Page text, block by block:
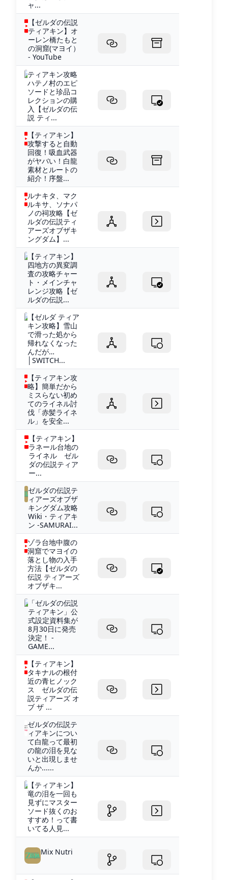
ャ...
【ゼルダの伝説
ティアキン】オ
ーレン橋たもと
の洞窟(マヨイ）
- YouTube
ティアキン攻略
ハテノ村のエピ
ソードと珍品コ
レクションの購
入【ゼルダの伝
説 ティ...
【ティアキン】
攻撃すると自動
回復！吸血武器
がヤバい！白龍
素材とルートの
紹介！序盤...
ルナキタ、マク
ルキサ、ソナパ
ノの祠攻略【ゼ
ルダの伝説ティ
アーズオブザキ
ングダム】...
【ティアキン】
四地方の異変調
査の攻略チャー
ト・メインチャ
レンジ攻略【ゼ
ルダの伝説...
【ゼルダ ティア
キン攻略】雪山
で滑った処から
帰れなくなった
んだが…
│SWITCH...
【ティアキン攻
略】簡単だから
ミスらない初め
てのライネル討
伐「赤髪ライネ
ル」を安全...
【ティアキン】
ラネール台地の
ライネル ゼル
ダの伝説ティア
ー...
ゼルダの伝説テ
ィアーズオブザ
キングダム攻略
Wiki・ティアキ
ン -SAMURAI...
ゾラ台地中腹の
洞窟でマヨイの
落とし物の入手
方法【ゼルダの
伝説 ティアーズ
オブザキ...
「ゼルダの伝説
ティアキン」公
式設定資料集が
8月30日に発売
決定！ -
GAME...
【ティアキン】
タキナルの根付
近の青ヒノック
ス ゼルダの伝
説ティアーズ オ
ブ ザ ...
ゼルダの伝説テ
ィアキンについ
て白龍って最初
の龍の泪を見な
いと出現しませ
んか......
【ティアキン】
竜の泪を一回も
見ずにマスター
ソード抜くのお
すすめ！って書
いてる人見...
Mix Nutri